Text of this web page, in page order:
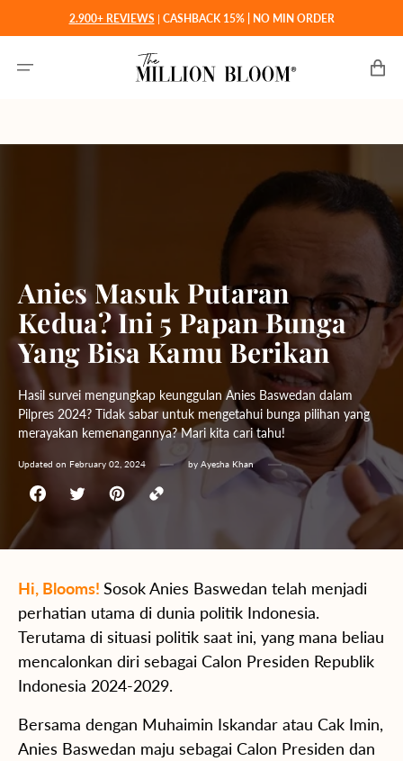
konten
2.900+ REVIEWS | CASHBACK 15% | NO MIN ORDER
Anies Masuk Putaran
Kedua? Ini 5 Papan Bunga
Yang Bisa Kamu Berikan
Hasil survei mengungkap keunggulan Anies Baswedan dalam
Pilpres 2024? Tidak sabar untuk mengetahui bunga pilihan yang
merayakan kemenangannya? Mari kita cari tahu!
Updated on February 02, 2024 by Ayesha Khan
Hi, Blooms! Sosok Anies Baswedan telah menjadi
perhatian utama di dunia politik Indonesia.
Terutama di situasi politik saat ini, yang mana beliau
mencalonkan diri sebagai Calon Presiden Republik
Indonesia 2024-2029.
Bersama dengan Muhaimin Iskandar atau Cak Imin,
Anies Baswedan maju sebagai Calon Presiden dan